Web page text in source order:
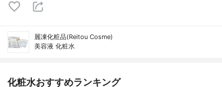
麗凍化粧品(Reitou Cosme)
美容液 化粧水
化粧水おすすめランキング